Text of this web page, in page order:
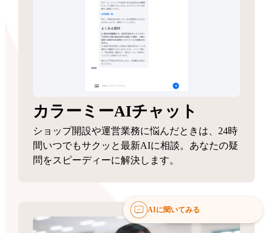
カラーミーAIチャット
ショップ開設や運営業務に悩んだときは、24時
間いつでもサクッと最新AIに相談。あなたの疑
問をスピーディーに解決します。
AIに聞いてみる